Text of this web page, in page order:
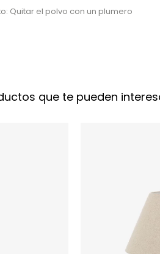
Quitar el polvo con un plumero
que te pueden